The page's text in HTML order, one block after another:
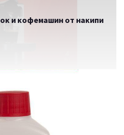
и кофемашин от накипи